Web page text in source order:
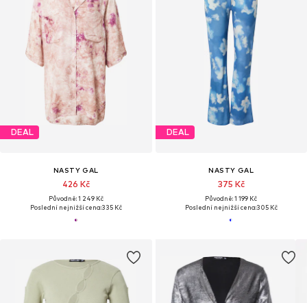
DEAL
NASTY GAL
426 Kč
Původně: 1 249 Kč
Poslední nejnižší cena:335 Kč
DEAL
NASTY GAL
375 Kč
Původně: 1 199 Kč
Poslední nejnižší cena:305 Kč